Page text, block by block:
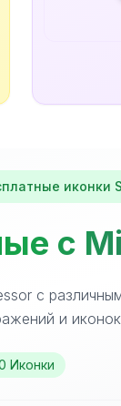
иконки
с
с
и
Иконки